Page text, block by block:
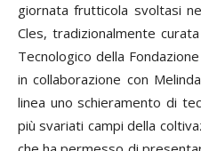
giornata frutticola svoltasi
Cles, tradizionalmente
Tecnologico della
in collaborazione con
linea uno schieramento di
più svariati campi della